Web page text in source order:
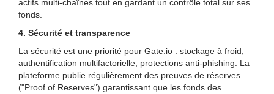
actifs multi-chaînes tout en gardant un contrôle total sur ses
fonds.
4. Sécurité et transparence
La sécurité est une priorité pour Gate.io : stockage à froid,
authentification multifactorielle, protections anti-phishing. La
plateforme publie régulièrement des preuves de réserves
("Proof of Reserves") garantissant que les fonds des